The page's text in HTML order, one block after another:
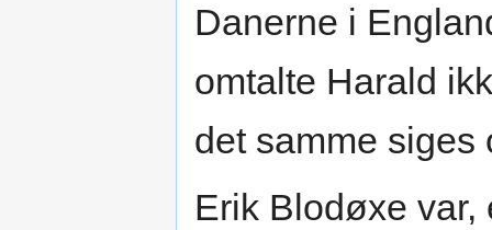
Danerne i
omtalte Harald
det samme siges
Erik Blodøxe var,